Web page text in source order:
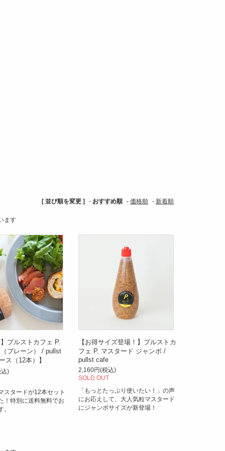
[ 並び順を変更 ] - おすすめ順 - 価格順 - 新着順
ます
プルストカフェ P.
プレーン） / pullst
ス（12本）】
)
スタードが12本セット
！特別に送料無料でお
【お得サイズ登場！】プルストカ
フェ P. マスタード ジャンボ /
pullst cafe
2,160円(税込)
SOLD OUT
「もっとたっぷり使いたい！」の声
にお応えして、大人気粒マスタード
にジャンボサイズが新登場！